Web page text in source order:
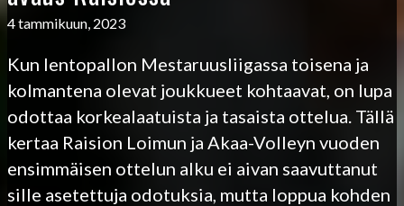
4 tammikuun, 2023
Kun lentopallon Mestaruusliigassa toisena ja
kolmantena olevat joukkueet kohtaavat, on lupa
odottaa korkealaatuista ja tasaista ottelua. Tällä
kertaa Raision Loimun ja Akaa-Volleyn vuoden
ensimmäisen ottelun alku ei aivan saavuttanut
sille asetettuja odotuksia, mutta loppua kohden